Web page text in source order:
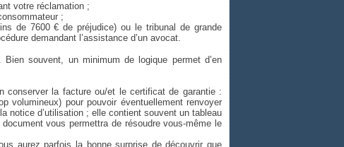
votre réclamation ;
;
de 7600 € de préjudice) ou le tribunal de grande
demandant l’assistance d’un avocat.
souvent, un minimum de logique permet d’en
conserver la facture ou/et le certificat de garantie :
volumineux) pour pouvoir éventuellement renvoyer
notice d’utilisation ; elle contient souvent un tableau
vous permettra de résoudre vous-même le
aurez parfois la bonne surprise de découvrir que